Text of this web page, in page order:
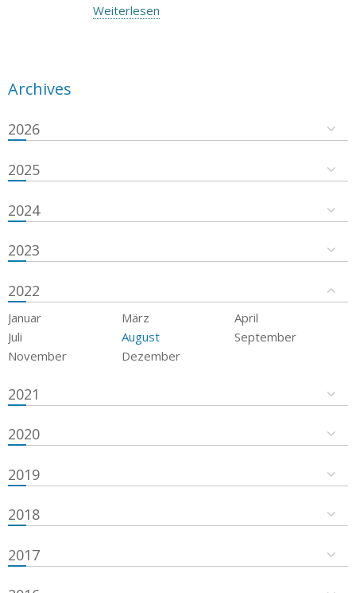
Weiterlesen
Archives
2026
2025
2024
2023
2022
Januar März
April
Juli
August
September
November
Dezember
2021
2020
2019
2018
2017